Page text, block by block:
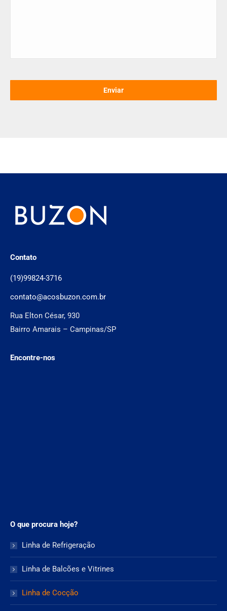
Contato
(19)99824-3716
contato@acosbuzon.com.br
Rua Elton César, 930
Bairro Amarais – Campinas/SP
Encontre-nos
O que procura hoje?
Linha de Refrigeração
Linha de Balcões e Vitrines
Linha de Cocção